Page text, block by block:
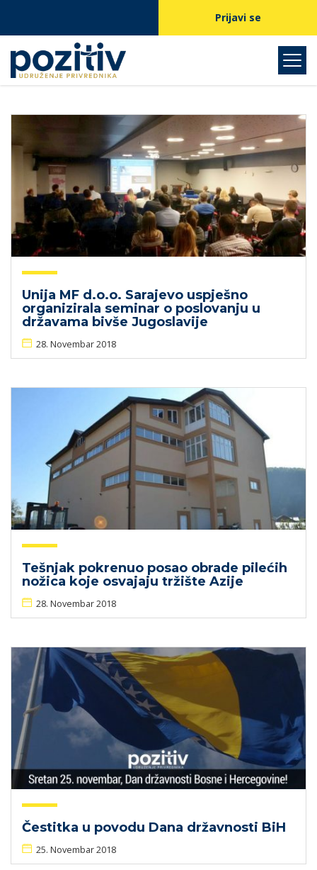
Prijavi se
Unija MF d.o.o. Sarajevo uspješno
organizirala seminar o poslovanju u
državama bivše Jugoslavije
28. Novembar 2018
Tešnjak pokrenuo posao obrade pilećih
nožica koje osvajaju tržište Azije
28. Novembar 2018
Čestitka u povodu Dana državnosti BiH
25. Novembar 2018